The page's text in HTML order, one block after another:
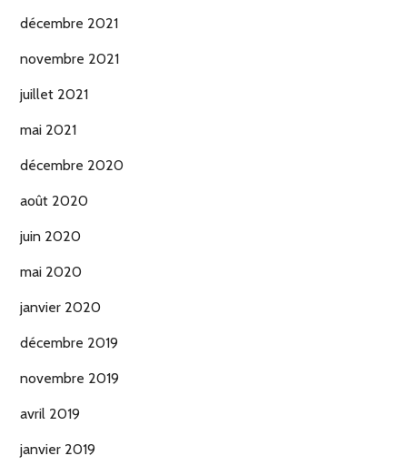
décembre 2021
novembre 2021
juillet 2021
mai 2021
décembre 2020
août 2020
juin 2020
mai 2020
janvier 2020
décembre 2019
novembre 2019
avril 2019
janvier 2019